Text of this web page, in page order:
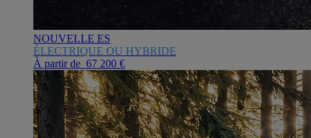
NOUVELLE ES
ÉLECTRIQUE OU HYBRIDE
À partir de 67 200 €